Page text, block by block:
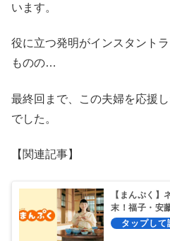
います。
役に立つ発明がインスタント
ものの…
最終回まで、この夫婦を応援
でした。
【関連記事】
【まんぷく】
末！福子・安